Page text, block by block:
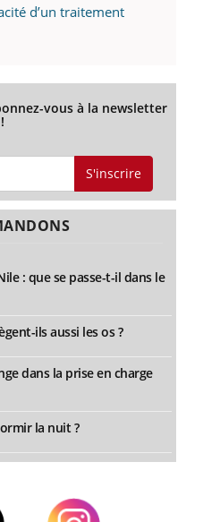
d’un traitement
vous à la newsletter
!
S'inscrire
: que se passe-t-il dans le
ils aussi les os ?
dans la prise en charge
la nuit ?